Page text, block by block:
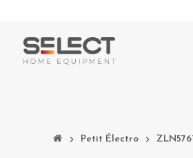
chevron_right Petit Électro chevron_right